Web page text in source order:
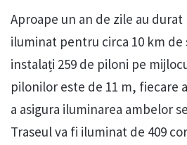
Aproape un an de zile au
iluminat pentru circa 10 km de
instalați 259 de piloni pe
pilonilor este de 11 m, fiecare
a asigura iluminarea ambelor
Traseul va fi iluminat de 409